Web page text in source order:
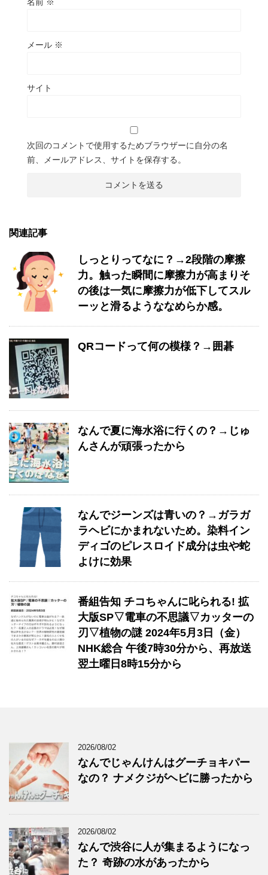
メール ※
サイト
次回のコメントで使用するためブラウザーに自分の名
前、メールアドレス、サイトを保存する。
関連記事
しっとりってなに？→2段階の摩擦
力。触った瞬間に摩擦力が高まりそ
の後は一気に摩擦力が低下してスル
ーッと滑るようななめらか感。
QRコードって何の模様？→囲碁
なんで夏に海水浴に行くの？→じゅ
んさんが頑張ったから
なんでジーンズは青いの？→ガラガ
ラヘビにかまれないため。染料イン
ディゴのピレスロイド成分は虫や蛇
よけに効果
番組告知 チコちゃんに叱られる! 拡
大版SP▽電車の不思議▽カッターの
刃▽植物の謎 2024年5月3日（金）
NHK総合 午後7時30分から、再放送
翌土曜日8時15分から
2026/08/02
なんでじゃんけんはグーチョキパー
なの？ ナメクジがヘビに勝ったから
2026/08/02
なんで渋谷に人が集まるようになっ
た？ 奇跡の水があったから